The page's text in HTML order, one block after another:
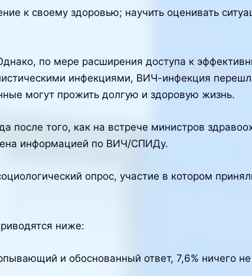
к своему здоровью; научить оценивать
по мере расширения доступа к
инфекциями, ВИЧ-инфекция
могут прожить долгую и здоровую жизнь.
того, как на встрече министров
информацией по ВИЧ/СПИДу.
опрос, участие в котором
ниже:
и обоснованный ответ, 7,6% ничего